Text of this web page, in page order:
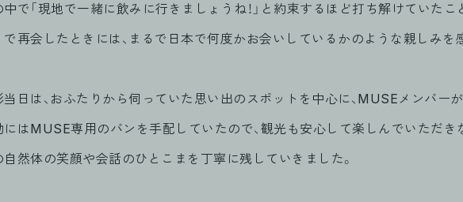
で「現地で一緒に飲みに行きましょうね！」と約束するほど打ち解けていたこ
で再会したときには、まるで日本で何度かお会いしているかのような親しみを
当日は、おふたりから伺っていた思い出のスポットを中心に、MUSEメンバー
にはMUSE専用のバンを手配していたので、観光も安心して楽しんでいただき
自然体の笑顔や会話のひとこまを丁寧に残していきました。